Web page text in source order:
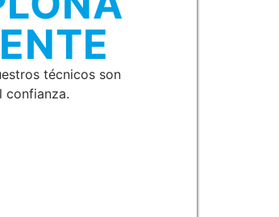
técnicos son
confianza.